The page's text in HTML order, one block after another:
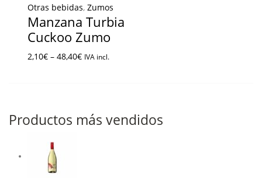
Otras bebidas, Zumos
Manzana Turbia
Cuckoo Zumo
2,10€– 48,40€ IVA incl.
Productos más vendidos